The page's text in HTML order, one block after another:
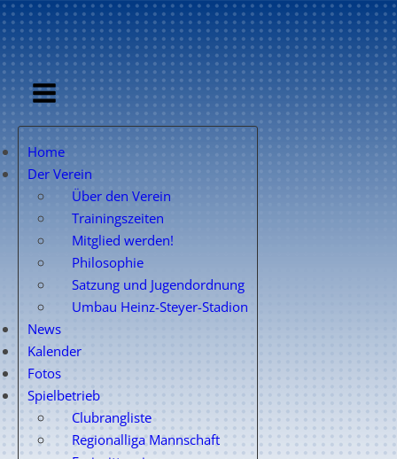
Home
Der Verein
Über den Verein
Trainingszeiten
Mitglied werden!
Philosophie
Satzung und Jugendordnung
Umbau Heinz-Steyer-Stadion
News
Kalender
Fotos
Spielbetrieb
Clubrangliste
Regionalliga Mannschaft